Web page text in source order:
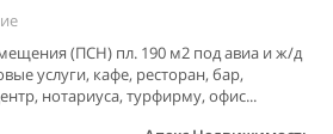
(ПСН) пл. 190 м2 под авиа и ж/д
услуги, кафе, ресторан, бар,
нотариуса, турфирму, офис...